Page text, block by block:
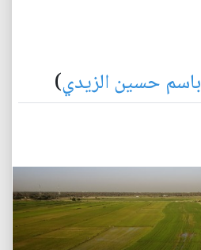
باسم حسين الزيدي)